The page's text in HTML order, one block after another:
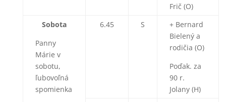
Frič (O)
Sobota
Panny
Márie v
sobotu,
ľubovoľná
spomienka
6.45 S
+ Bernard
Bielený a
rodičia (O)
Poďak. za
90 r.
Jolany (H)